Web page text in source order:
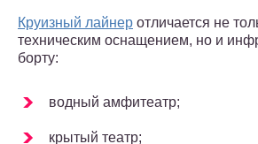
Круизный лайнер отличается не
техническим оснащением, но и
борту:
водный амфитеатр;
крытый театр;